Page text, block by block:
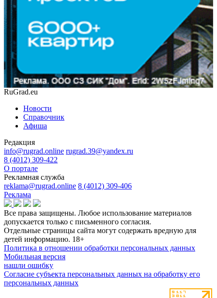
RuGrad.eu
Новости
Справочник
Афиша
Редакция
info@rugrad.online rugrad.39@yandex.ru
8 (4012) 309-422
О портале
Рекламная служба
reklama@rugrad.online 8 (4012) 309-406
Реклама
Все права защищены. Любое использование материалов
допускается только с письменного согласия.
Отдельные страницы сайта могут содержать вредную для
детей информацию. 18+
Политика в отношении обработки персональных данных
Мобильная версия
нашли ошибку
Согласие субъекта персональных данных на обработку его
персональных данных